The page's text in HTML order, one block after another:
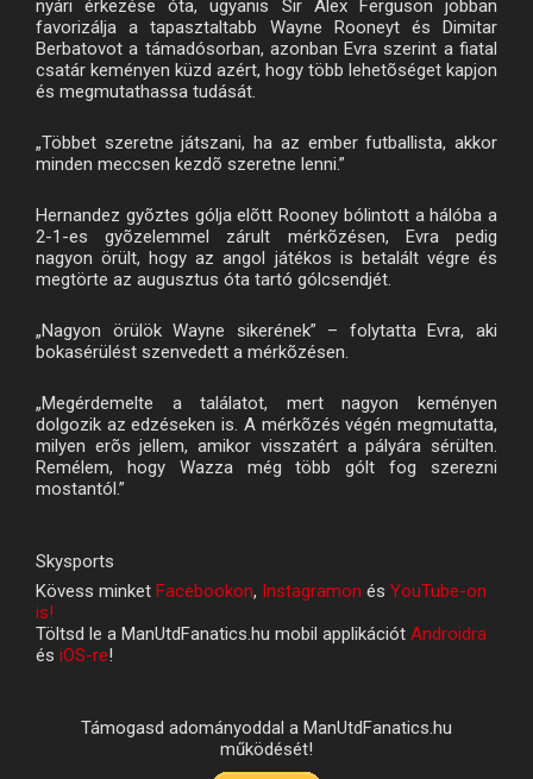
nyári érkezése óta, ugyanis Sir Alex Ferguson jobban
favorizálja a tapasztaltabb Wayne Rooneyt és Dimitar
Berbatovot a támadósorban, azonban Evra szerint a fiatal
csatár keményen küzd azért, hogy több lehetõséget kapjon
és megmutathassa tudását.
„Többet szeretne játszani, ha az ember futballista, akkor
minden meccsen kezdõ szeretne lenni.”
Hernandez gyõztes gólja elõtt Rooney bólintott a hálóba a
2-1-es gyõzelemmel zárult mérkõzésen, Evra pedig
nagyon örült, hogy az angol játékos is betalált végre és
megtörte az augusztus óta tartó gólcsendjét.
„Nagyon örülök Wayne sikerének” – folytatta Evra, aki
bokasérülést szenvedett a mérkõzésen.
„Megérdemelte a találatot, mert nagyon keményen
dolgozik az edzéseken is. A mérkõzés végén megmutatta,
milyen erõs jellem, amikor visszatért a pályára sérülten.
Remélem, hogy Wazza még több gólt fog szerezni
mostantól.”
Skysports
Kövess minket Facebookon, Instagramon és YouTube-on
is!
Töltsd le a ManUtdFanatics.hu mobil applikációt Androidra
és iOS-re!
Támogasd adományoddal a ManUtdFanatics.hu
működését!